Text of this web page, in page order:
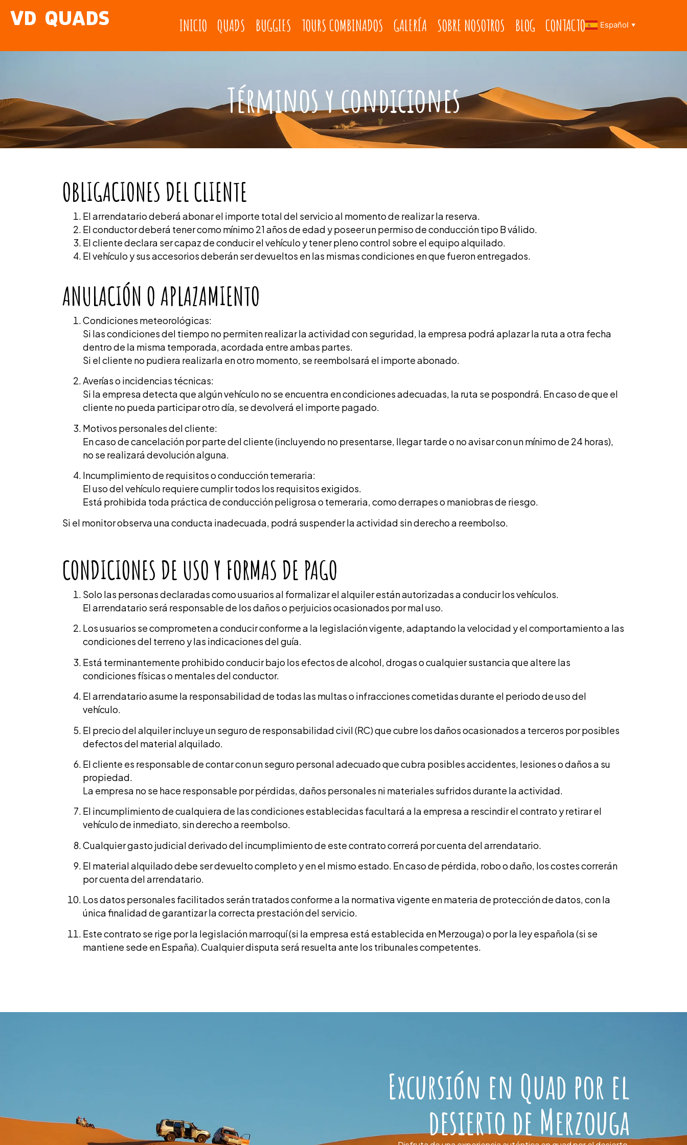
VD QUADS INICIO QUADS BUGGIES TOURS COMBINADOS GALERÍA SOBRE NOSOTROS BLOG CONTACTO Español ▼
Términos y condiciones
OBLIGACIONES DEL CLIENTE
El arrendatario deberá abonar el importe total del servicio al momento de realizar la reserva.
El conductor deberá tener como mínimo 21 años de edad y poseer un permiso de conducción tipo B válido.
El cliente declara ser capaz de conducir el vehículo y tener pleno control sobre el equipo alquilado.
El vehículo y sus accesorios deberán ser devueltos en las mismas condiciones en que fueron entregados.
ANULACIÓN O APLAZAMIENTO
Condiciones meteorológicas:
Si las condiciones del tiempo no permiten realizar la actividad con seguridad, la empresa podrá aplazar la ruta a otra fecha
dentro de la misma temporada, acordada entre ambas partes.
Si el cliente no pudiera realizarla en otro momento, se reembolsará el importe abonado.
Averías o incidencias técnicas:
Si la empresa detecta que algún vehículo no se encuentra en condiciones adecuadas, la ruta se pospondrá. En caso de que el
cliente no pueda participar otro día, se devolverá el importe pagado.
Motivos personales del cliente:
En caso de cancelación por parte del cliente (incluyendo no presentarse, llegar tarde o no avisar con un mínimo de 24 horas),
no se realizará devolución alguna.
Incumplimiento de requisitos o conducción temeraria:
El uso del vehículo requiere cumplir todos los requisitos exigidos.
Está prohibida toda práctica de conducción peligrosa o temeraria, como derrapes o maniobras de riesgo.
Si el monitor observa una conducta inadecuada, podrá suspender la actividad sin derecho a reembolso.
CONDICIONES DE USO Y FORMAS DE PAGO
Solo las personas declaradas como usuarios al formalizar el alquiler están autorizadas a conducir los vehículos.
El arrendatario será responsable de los daños o perjuicios ocasionados por mal uso.
Los usuarios se comprometen a conducir conforme a la legislación vigente, adaptando la velocidad y el comportamiento a las
condiciones del terreno y las indicaciones del guía.
Está terminantemente prohibido conducir bajo los efectos de alcohol, drogas o cualquier sustancia que altere las
condiciones físicas o mentales del conductor.
El arrendatario asume la responsabilidad de todas las multas o infracciones cometidas durante el periodo de uso del
vehículo.
El precio del alquiler incluye un seguro de responsabilidad civil (RC) que cubre los daños ocasionados a terceros por posibles
defectos del material alquilado.
El cliente es responsable de contar con un seguro personal adecuado que cubra posibles accidentes, lesiones o daños a su
propiedad.
La empresa no se hace responsable por pérdidas, daños personales ni materiales sufridos durante la actividad.
El incumplimiento de cualquiera de las condiciones establecidas facultará a la empresa a rescindir el contrato y retirar el
vehículo de inmediato, sin derecho a reembolso.
Cualquier gasto judicial derivado del incumplimiento de este contrato correrá por cuenta del arrendatario.
El material alquilado debe ser devuelto completo y en el mismo estado. En caso de pérdida, robo o daño, los costes correrán
por cuenta del arrendatario.
Los datos personales facilitados serán tratados conforme a la normativa vigente en materia de protección de datos, con la
única finalidad de garantizar la correcta prestación del servicio.
Este contrato se rige por la legislación marroquí (si la empresa está establecida en Merzouga) o por la ley española (si se
mantiene sede en España). Cualquier disputa será resuelta ante los tribunales competentes.
Excursión en Quad por el
desierto de Merzouga